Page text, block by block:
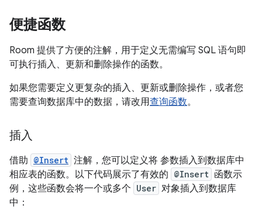
便捷函数
Room 提供了方便的注解，用于定义无需编写 SQL 语句即
可执行插入、更新和删除操作的函数。
如果您需要定义更复杂的插入、更新或删除操作，或者您
需要查询数据库中的数据，请改用查询函数。
插入
借助 @Insert 注解，您可以定义将 参数插入到数据库中
相应表的函数。以下代码展示了有效的 @Insert 函数示
例，这些函数会将一个或多个 User 对象插入到数据库
中：